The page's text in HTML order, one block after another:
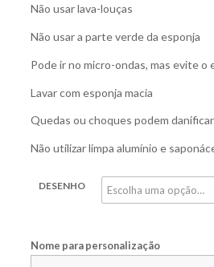
Não usar lava-louças
Não usar a parte verde da esponja
Pode ir no micro-ondas, mas evite o
Lavar com esponja macia
Quedas ou choques podem
Não utilizar limpa alumínio e
DESENHO
Nome para personalização